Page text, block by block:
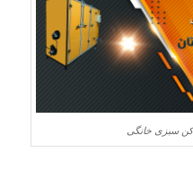
سبزی خانگی